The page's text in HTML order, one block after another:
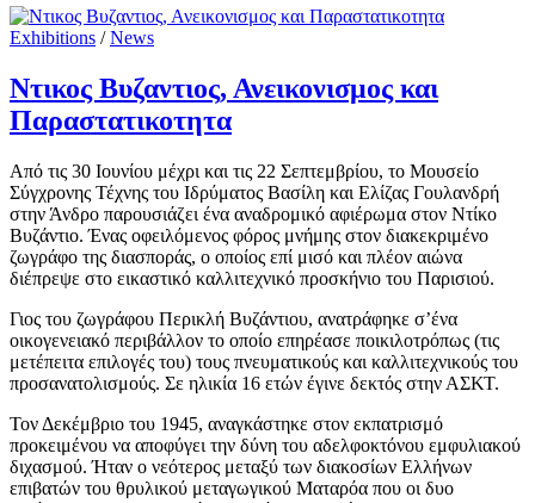
Exhibitions /News
Ντικος Βυζαντιος, Ανεικονισμος και
Παραστατικοτητα
Από τις 30 Ιουνίου μέχρι και τις 22 Σεπτεμβρίου, το Μουσείο
Σύγχρονης Τέχνης του Ιδρύματος Βασίλη και Ελίζας Γουλανδρή
στην Άνδρο παρουσιάζει ένα αναδρομικό αφιέρωμα στον Ντίκο
Βυζάντιο. Ένας οφειλόμενος φόρος μνήμης στον διακεκριμένο
ζωγράφο της διασποράς, ο οποίος επί μισό και πλέον αιώνα
διέπρεψε στο εικαστικό καλλιτεχνικό προσκήνιο του Παρισιού.
Γιος του ζωγράφου Περικλή Βυζάντιου, ανατράφηκε σ’ένα
οικογενειακό περιβάλλον το οποίο επηρέασε ποικιλοτρόπως (τις
μετέπειτα επιλογές του) τους πνευματικούς και καλλιτεχνικούς του
προσανατολισμούς. Σε ηλικία 16 ετών έγινε δεκτός στην ΑΣΚΤ.
Τον Δεκέμβριο του 1945, αναγκάστηκε στον εκπατρισμό
προκειμένου να αποφύγει την δύνη του αδελφοκτόνου εμφυλιακού
διχασμού. Ήταν ο νεότερος μεταξύ των διακοσίων Ελλήνων
επιβατών του θρυλικού μεταγωγικού Ματαρόα που οι δυο